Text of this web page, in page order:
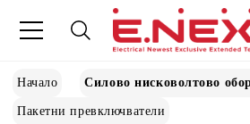
Начало Силово нисковолтово
Пакетни превключватели